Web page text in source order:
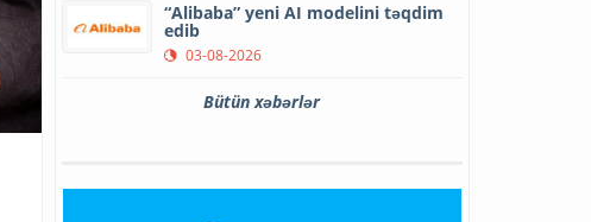
“Alibaba” yeni AI modelini təqdim
edib
03-08-2026
Bütün xəbərlər